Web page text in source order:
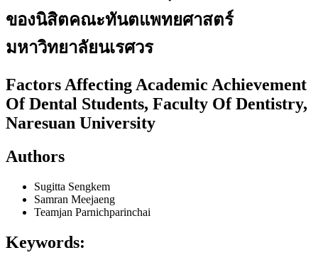
ของนิสิตคณะทันตแพทยศาสตร์
มหาวิทยาลัยนเรศวร
Factors Affecting Academic Achievement
Of Dental Students, Faculty Of Dentistry,
Naresuan University
Authors
Sugitta Sengkem
Samran Meejaeng
Teamjan Parnichparinchai
Keywords: